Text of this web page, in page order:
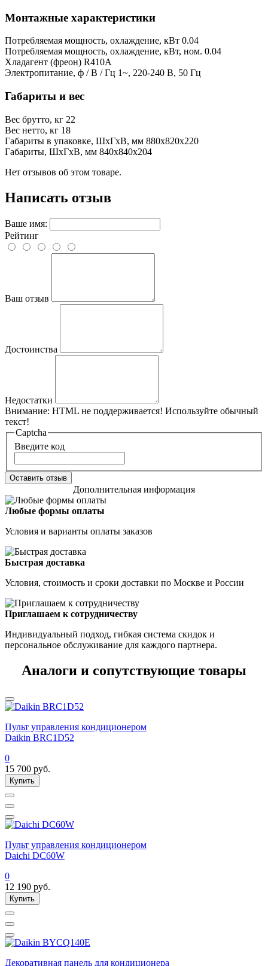
Монтажные характеристики
Потребляемая мощность, охлаждение, кВт 0.04
Потребляемая мощность, охлаждение, кВт, ном. 0.04
Хладагент (фреон) R410A
Электропитание, ф / В / Гц 1~, 220-240 В, 50 Гц
Габариты и вес
Вес брутто, кг 22
Вес нетто, кг 18
Габариты в упаковке, ШхГхВ, мм 880x820x220
Габариты, ШхГхВ, мм 840x840x204
Нет отзывов об этом товаре.
Написать отзыв
Ваше имя:
Рейтинг
Ваш отзыв
Достоинства
Недостатки
Внимание: HTML не поддерживается! Используйте обычный
текст!
Captcha
Введите код
Оставить отзыв
Дополнительная информация
Любые формы оплаты
Условия и варианты оплаты заказов
Быстрая доставка
Условия, стоимость и сроки доставки по Москве и России
Приглашаем к сотрудничеству
Индивидуальный подход, гибкая система скидок и
персональное обслуживание для каждого партнера.
Аналоги и сопутствующие товары
Пульт управления кондиционером
Daikin BRC1D52
0
15 700 руб.
Купить
Пульт управления кондиционером
Daichi DC60W
0
12 190 руб.
Купить
Декоративная панель для кондиционера